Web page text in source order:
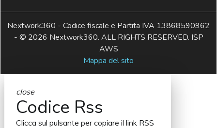
Nextwork360 - Codice fiscale e Partita IVA 13868590962
- © 2026 Nextwork360. ALL RIGHTS RESERVED. ISP
AWS
Mappa del sito
close
Codice Rss
Clicca sul pulsante per copiare il link RSS